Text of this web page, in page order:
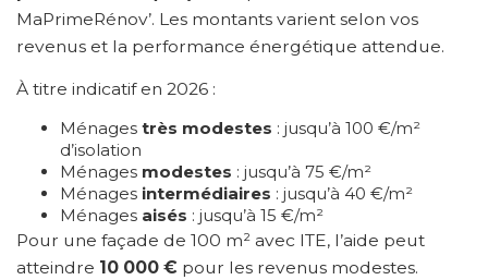
MaPrimeRénov’. Les montants varient selon vos
revenus et la performance énergétique attendue.
À titre indicatif en 2026 :
Ménages très modestes : jusqu’à 100 €/m²
d’isolation
Ménages modestes : jusqu’à 75 €/m²
Ménages intermédiaires : jusqu’à 40 €/m²
Ménages aisés : jusqu’à 15 €/m²
Pour une façade de 100 m² avec ITE, l’aide peut
atteindre 10 000 € pour les revenus modestes.